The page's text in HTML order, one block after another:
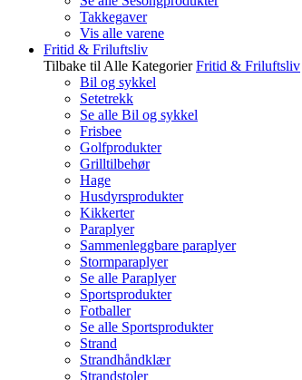
Takkegaver
Vis alle varene
Fritid & Friluftsliv
Tilbake til Alle Kategorier Fritid & Friluftsliv
Bil og sykkel
Setetrekk
Se alle Bil og sykkel
Frisbee
Golfprodukter
Grilltilbehør
Hage
Husdyrsprodukter
Kikkerter
Paraplyer
Sammenleggbare paraplyer
Stormparaplyer
Se alle Paraplyer
Sportsprodukter
Fotballer
Se alle Sportsprodukter
Strand
Strandhåndklær
Strandstoler